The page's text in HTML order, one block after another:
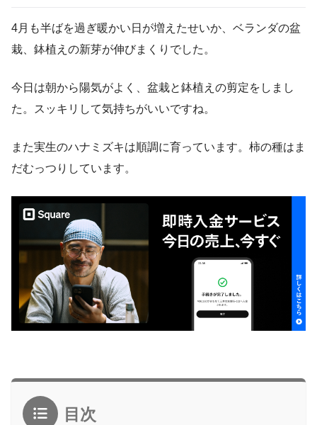
4月も半ばを過ぎ暖かい日が増えたせいか、ベランダの盆
栽、鉢植えの新芽が伸びまくりでした。
今日は朝から陽気がよく、盆栽と鉢植えの剪定をしまし
た。スッキリして気持ちがいいですね。
また実生のハナミズキは順調に育っています。柿の種はま
だむっつりしています。
目次